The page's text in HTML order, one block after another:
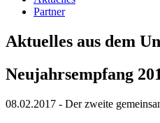
Partner
Aktuelles aus dem
Neujahrsempfang
08.02.2017 - Der zweite